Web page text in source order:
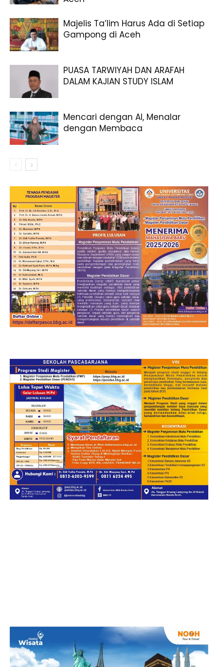
Majelis Ta’lim Harus Ada di Setiap
Gampong di Aceh
PUASA TARWIYAH DAN ARAFAH
DALAM KAJIAN STUDY ISLAM
Mencari dengan AI, Menalar
dengan Membaca